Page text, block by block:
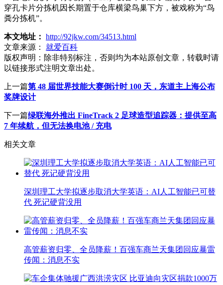
穿孔卡片分拣机因长期置于仓库横梁鸟巢下方，被戏称为“鸟
粪分拣机”。
本文地址： http://92jkw.com/34513.html
文章来源：
就爱百科
版权声明： 除非特别标注，否则均为本站原创文章，转载时请
以链接形式注明文章出处。
上一篇第 48 届世界技能大赛倒计时 100 天，东道主上海公布
奖牌设计
下一篇绿联海外推出 FineTrack 2 足球造型追踪器：提供至高
7 年续航，但无法换电池 / 充电
相关文章
深圳理工大学拟逐步取消大学英语：AI人工智能已可替
代 死记硬背没用
高管薪资归零、全员降薪！百强车商兰天集团回应暴雷
传闻：消息不实